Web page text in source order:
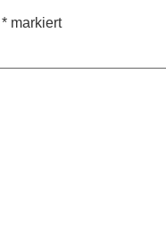
* markiert